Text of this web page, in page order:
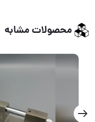
محصولات مشابه